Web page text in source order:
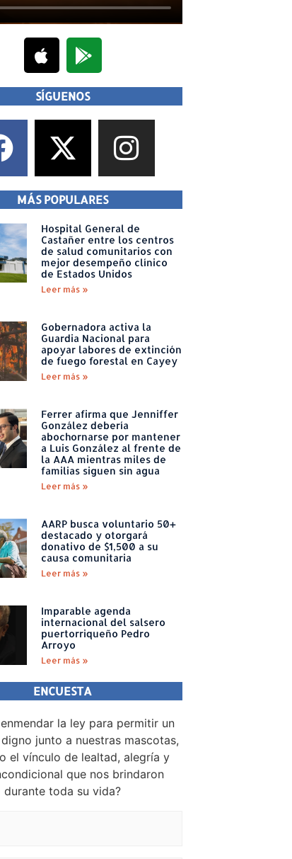
SÍGUENOS
MÁS POPULARES
Hospital General de
Castañer entre los centros
de salud comunitarios con
mejor desempeño clínico
de Estados Unidos
Leer más »
Gobernadora activa la
Guardia Nacional para
apoyar labores de extinción
de fuego forestal en Cayey
Leer más »
Ferrer afirma que Jenniffer
González debería
abochornarse por mantener
a Luis González al frente de
la AAA mientras miles de
familias siguen sin agua
Leer más »
AARP busca voluntario 50+
destacado y otorgará
donativo de $1,500 a su
causa comunitaria
Leer más »
Imparable agenda
internacional del salsero
puertorriqueño Pedro
Arroyo
Leer más »
ENCUESTA
la ley para permitir un
junto a nuestras mascotas,
el vínculo de lealtad, alegría y
que nos brindaron
durante toda su vida?